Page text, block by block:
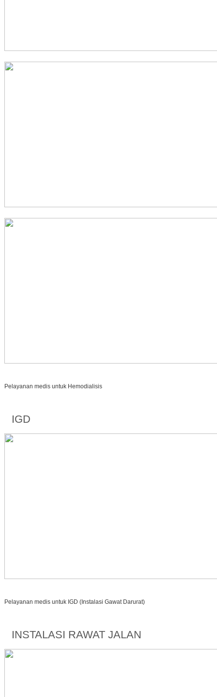
Pelayanan medis untuk Hemodialisis
IGD
Pelayanan medis untuk IGD (Instalasi Gawat Darurat)
INSTALASI RAWAT JALAN